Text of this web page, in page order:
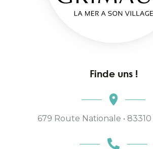
Finde uns !
679 Route Nationale •